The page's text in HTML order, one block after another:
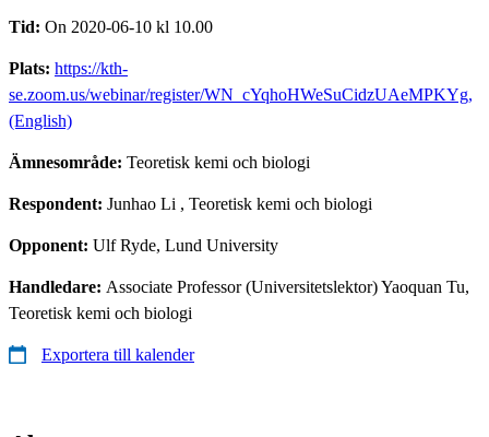
Tid: On 2020-06-10 kl 10.00
Plats: https://kth-
se.zoom.us/webinar/register/WN_cYqhoHWeSuCidzUAeMPKYg,
(English)
Ämnesområde: Teoretisk kemi och biologi
Respondent: Junhao Li , Teoretisk kemi och biologi
Opponent: Ulf Ryde, Lund University
Handledare: Associate Professor (Universitetslektor) Yaoquan Tu,
Teoretisk kemi och biologi
Exportera till kalender